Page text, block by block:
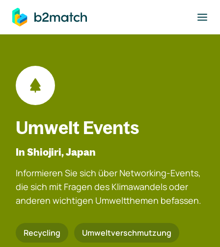
springen
Umwelt Events
In Shiojiri, Japan
Informieren Sie sich über Networking-Events,
die sich mit Fragen des Klimawandels oder
anderen wichtigen Umweltthemen befassen.
Recycling Umweltverschmutzung